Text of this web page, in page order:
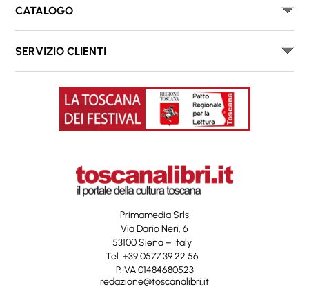
CATALOGO
SERVIZIO CLIENTI
Primamedia Srls
Via Dario Neri, 6
53100 Siena – Italy
Tel. +39 0577 39 22 56
P.IVA 01484680523
redazione@toscanalibri.it